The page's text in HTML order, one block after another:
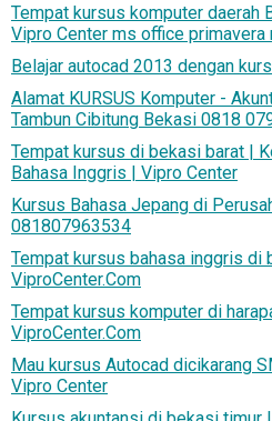
Tempat kursus komputer daerah
Vipro Center ms office primavera
Belajar autocad 2013 dengan
Alamat KURSUS Komputer -
Tambun Cibitung Bekasi 0818
Tempat kursus di bekasi barat |
Bahasa Inggris | Vipro Center
Kursus Bahasa Jepang di
081807963534
Tempat kursus bahasa inggris
ViproCenter.Com
Tempat kursus komputer di
ViproCenter.Com
Mau kursus Autocad dicikarang
Vipro Center